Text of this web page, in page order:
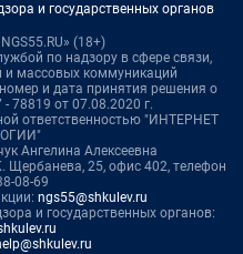
и государственных органов
(18+)
по надзору в сфере связи,
и массовых коммуникаций
и дата принятия решения о
78819 от 07.08.2020 г.
ответственностью "ИНТЕРНЕТ
Ангелина Алексеевна
Щербанева, 25, офис 402, телефон
08-69
ngs55@shkulev.ru
и государственных органов: